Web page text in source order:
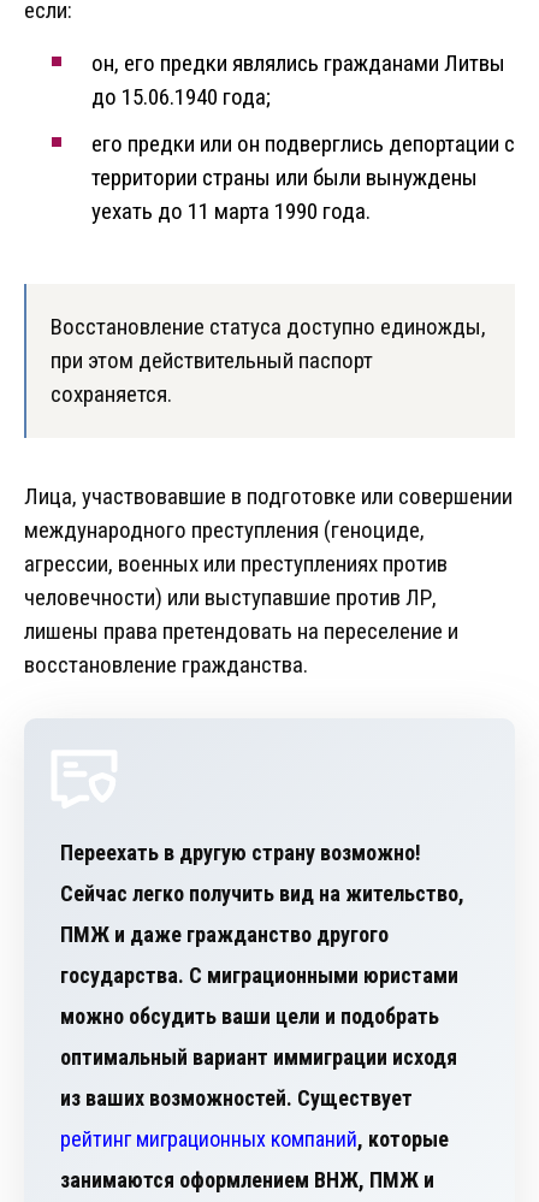
если:
он, его предки являлись гражданами Литвы
до 15.06.1940 года;
его предки или он подверглись депортации с
территории страны или были вынуждены
уехать до 11 марта 1990 года.
Восстановление статуса доступно единожды,
при этом действительный паспорт
сохраняется.
Лица, участвовавшие в подготовке или совершении
международного преступления (геноциде,
агрессии, военных или преступлениях против
человечности) или выступавшие против ЛР,
лишены права претендовать на переселение и
восстановление гражданства.
Переехать в другую страну возможно!
Сейчас легко получить вид на жительство,
ПМЖ и даже гражданство другого
государства. С миграционными юристами
можно обсудить ваши цели и подобрать
оптимальный вариант иммиграции исходя
из ваших возможностей. Существует
рейтинг миграционных компаний, которые
занимаются оформлением ВНЖ, ПМЖ и